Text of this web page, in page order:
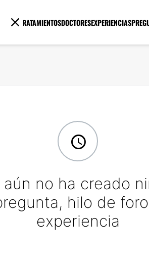
TRATAMIENTOSDOCTORESEXPERIENCIAS
aún no ha creado
hilo de
experiencia